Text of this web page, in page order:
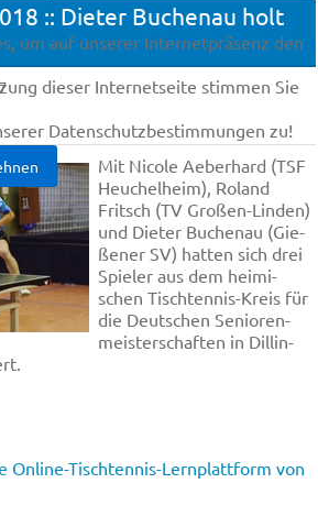
:: Dieter Buch­enau holt
Mit Ni­co­le Ae­be­rhard (TSF
Heu­chel­heim), Ro­land
Fritsch (TV Gro­ßen-Lin­den)
und Die­ter Buch­enau (Gie­
ße­ner SV) hat­ten sich drei
Spie­ler aus dem hei­mi­
schen Tisch­ten­nis-Kreis für
die Deut­schen Se­nio­ren­
meis­ter­schaf­ten in Dil­lin­
Online-Tischtennis-Lernplattform von
um auf unserer Internetpräsenz den
dieser Internetseite stimmen Sie
Datenschutzbestimmungen zu!